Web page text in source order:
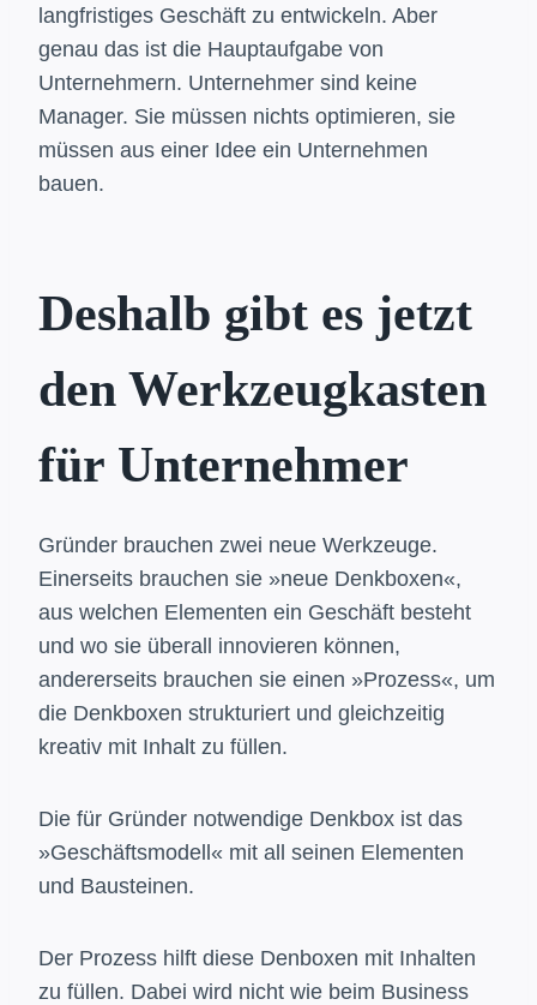
langfristiges Geschäft zu entwickeln. Aber
genau das ist die Hauptaufgabe von
Unternehmern. Unternehmer sind keine
Manager. Sie müssen nichts optimieren, sie
müssen aus einer Idee ein Unternehmen
bauen.
Deshalb gibt es jetzt
den Werkzeugkasten
für Unternehmer
Gründer brauchen zwei neue Werkzeuge.
Einerseits brauchen sie »neue Denkboxen«,
aus welchen Elementen ein Geschäft besteht
und wo sie überall innovieren können,
andererseits brauchen sie einen »Prozess«, um
die Denkboxen strukturiert und gleichzeitig
kreativ mit Inhalt zu füllen.
Die für Gründer notwendige Denkbox ist das
»Geschäftsmodell« mit all seinen Elementen
und Bausteinen.
Der Prozess hilft diese Denboxen mit Inhalten
zu füllen. Dabei wird nicht wie beim Business